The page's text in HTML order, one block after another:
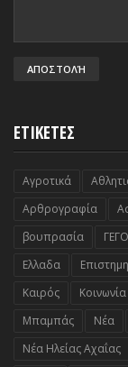
ΕΤΙΚΕΤΕΣ
Αγροτικά
Αρθρογραφία
βουπρασία
Ελλαδα
Επιστημη
Καιρός
Κοινωνία
Μπαμπάς
Νέα
Νέα Ηλείας Αχαΐας